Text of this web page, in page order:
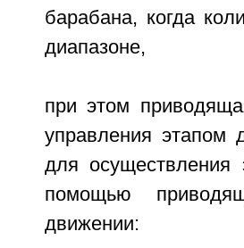
барабана, когда
диапазоне,
при этом
управления этапом
для осуществления
помощью
движении: